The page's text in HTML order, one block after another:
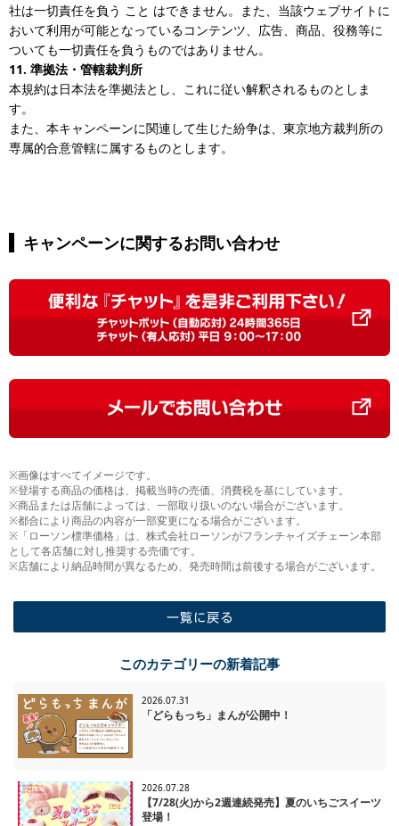
社は一切責任を負う こと はできません。また、当該ウェブサイトに
おいて利用が可能となっているコンテンツ、広告、商品、役務等に
ついても一切責任を負うものではありません。
11. 準拠法・管轄裁判所
本規約は日本法を準拠法とし、これに従い解釈されるものとしま
す。
また、本キャンペーンに関連して生じた紛争は、東京地方裁判所の
専属的合意管轄に属するものとします。
キャンペーンに関するお問い合わせ
※画像はすべてイメージです。
※登場する商品の価格は、掲載当時の売価、消費税を基にしています。
※商品または店舗によっては、一部取り扱いのない場合がございます。
※都合により商品の内容が一部変更になる場合がございます。
※「ローソン標準価格」は、株式会社ローソンがフランチャイズチェーン本部
として各店舗に対し推奨する売価です。
※店舗により納品時間が異なるため、発売時間は前後する場合がございます。
このカテゴリーの新着記事
2026.07.31
「どらもっち」まんが公開中！
2026.07.28
【7/28(火)から2週連続発売】夏のいちごスイーツ
登場！